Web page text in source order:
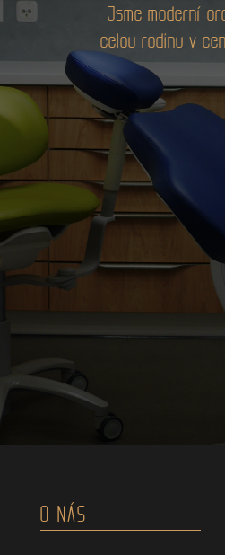
Jsme moderní
celou rodinu v
O NÁS